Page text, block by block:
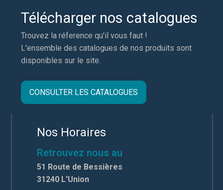
Télécharger nos catalogues
Trouvez la réference qu'il vous faut !
L'ensemble des catalogues de nos produits sont
disponibles sur le site.
CONSULTER LES CATALOGUES
Nos Horaires
Retrouvez nous au
51 Route de Bessières
31240 L'Union